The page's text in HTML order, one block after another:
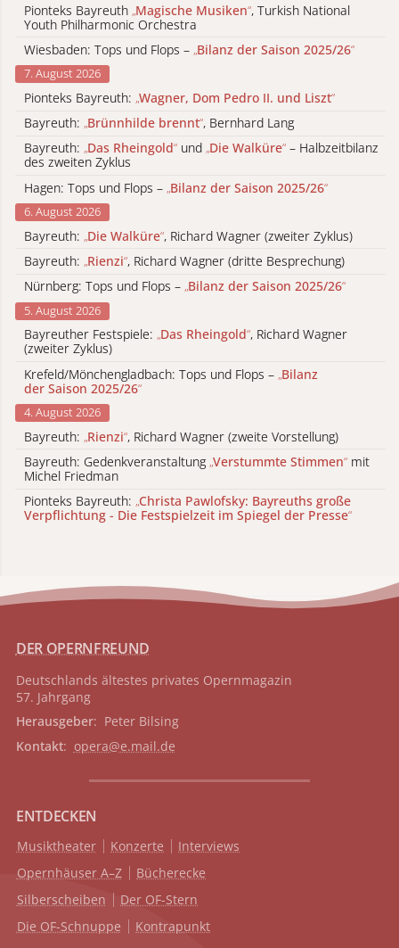
Pionteks Bayreuth „Magische Musiken“, Turkish National
Youth Philharmonic Orchestra
Wiesbaden: Tops und Flops – „Bilanz der Saison 2025/26“
7. August 2026
Pionteks Bayreuth: „Wagner, Dom Pedro II. und Liszt“
Bayreuth: „Brünnhilde brennt“, Bernhard Lang
Bayreuth: „Das Rheingold“ und „Die Walküre“ – Halbzeitbilanz
des zweiten Zyklus
Hagen: Tops und Flops – „Bilanz der Saison 2025/26“
6. August 2026
Bayreuth: „Die Walküre“, Richard Wagner (zweiter Zyklus)
Bayreuth: „Rienzi“, Richard Wagner (dritte Besprechung)
Nürnberg: Tops und Flops – „Bilanz der Saison 2025/26“
5. August 2026
Bayreuther Festspiele: „Das Rheingold“, Richard Wagner
(zweiter Zyklus)
Krefeld/Mönchengladbach: Tops und Flops – „Bilanz
der Saison 2025/26“
4. August 2026
Bayreuth: „Rienzi“, Richard Wagner (zweite Vorstellung)
Bayreuth: Gedenkveranstaltung „Verstummte Stimmen“ mit
Michel Friedman
Pionteks Bayreuth: „Christa Pawlofsky: Bayreuths große
Verpflichtung - Die Festspielzeit im Spiegel der Presse“
DER OPERNFREUND
Deutschlands ältestes privates Opernmagazin
57. Jahrgang
Herausgeber: Peter Bilsing
Kontakt: opera@e.mail.de
ENTDECKEN
Musiktheater Konzerte
Interviews
Opernhäuser A–Z
Bücherecke
Silberscheiben
Der OF-Stern
Die OF-Schnuppe
Kontrapunkt